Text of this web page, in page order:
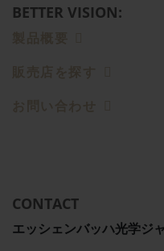
BETTER VISION:
CONTACT
エッシェンバッハ光学ジ